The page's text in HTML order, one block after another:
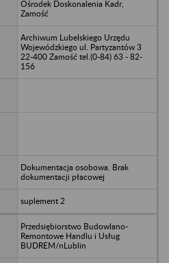
Ośrodek Doskonalenia Kadr,
Zamość
Archiwum Lubelskiego Urzędu
Wojewódzkiego ul. Partyzantów 3
22-400 Zamość tel.(0-84) 63 - 82-
156
Dokumentacja osobowa. Brak
dokumentacji płacowej
suplement 2
Przedsiębiorstwo Budowlano-
Remontowe Handlu i Usług
BUDREM/nLublin